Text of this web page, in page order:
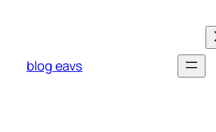
blog eavs